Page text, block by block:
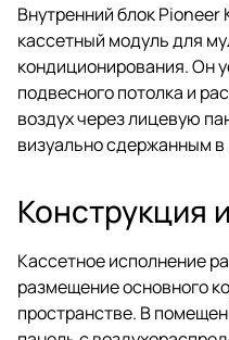
Внутренний блок Pioneer
кассетный модуль для
кондиционирования. Он
подвесного потолка и
воздух через лицевую
визуально сдержанным в
Конструкция
Кассетное исполнение
размещение основного
пространстве. В